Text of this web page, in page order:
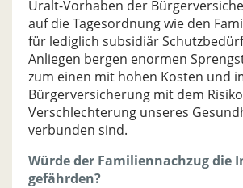
Uralt-Vorhaben der
auf die Tagesordnung wie den
für lediglich subsidiär
Anliegen bergen enormen
zum einen mit hohen Kosten und
Bürgerversicherung mit dem
Verschlechterung unseres
verbunden sind.
Würde der Familiennachzug die
gefährden?